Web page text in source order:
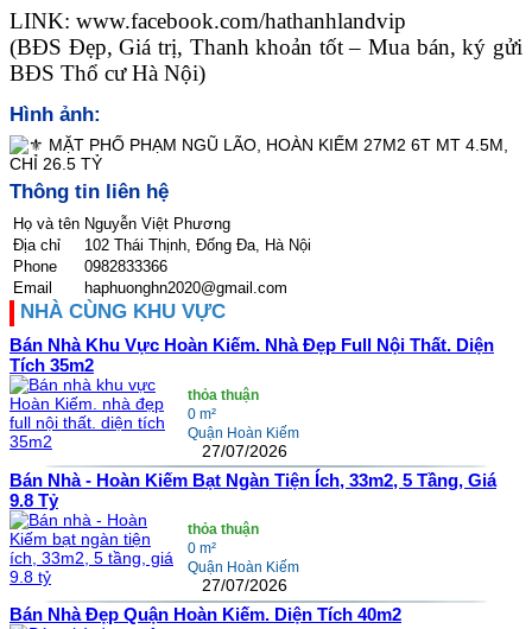
LINK: www.facebook.com/hathanhlandvip
(BĐS Đẹp, Giá trị, Thanh khoản tốt – Mua bán, ký gửi
BĐS Thổ cư Hà Nội)
Hình ảnh:
Thông tin liên hệ
Họ và tên Nguyễn Việt Phương
Địa chỉ
102 Thái Thịnh, Đống Đa, Hà Nội
Phone
0982833366
Email
haphuonghn2020@gmail.com
NHÀ CÙNG KHU VỰC
Bán Nhà Khu Vực Hoàn Kiếm. Nhà Đẹp Full Nội Thất. Diện
Tích 35m2
thỏa thuận
0 m²
Quận Hoàn Kiếm
27/07/2026
Bán Nhà - Hoàn Kiếm Bạt Ngàn Tiện Ích, 33m2, 5 Tầng, Giá
9.8 Tỷ
thỏa thuận
0 m²
Quận Hoàn Kiếm
27/07/2026
Bán Nhà Đẹp Quận Hoàn Kiếm. Diện Tích 40m2